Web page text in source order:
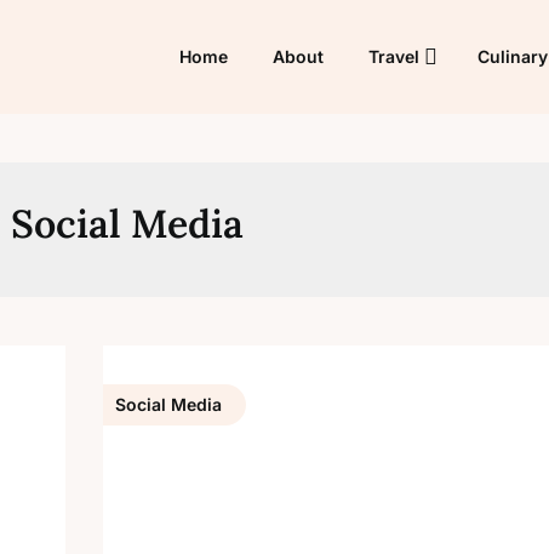
Home About Travel Culinary
Social Media
Social Media